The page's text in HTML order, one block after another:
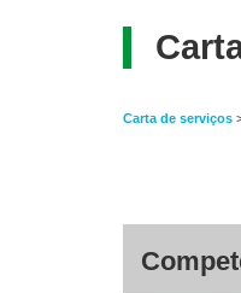
Carta de serviços